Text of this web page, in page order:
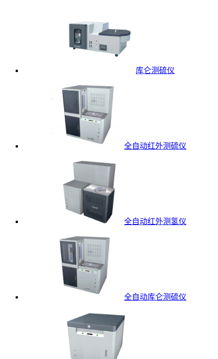
库仑测硫仪
全自动红外测硫仪
全自动红外测氢仪
全自动库仑测硫仪